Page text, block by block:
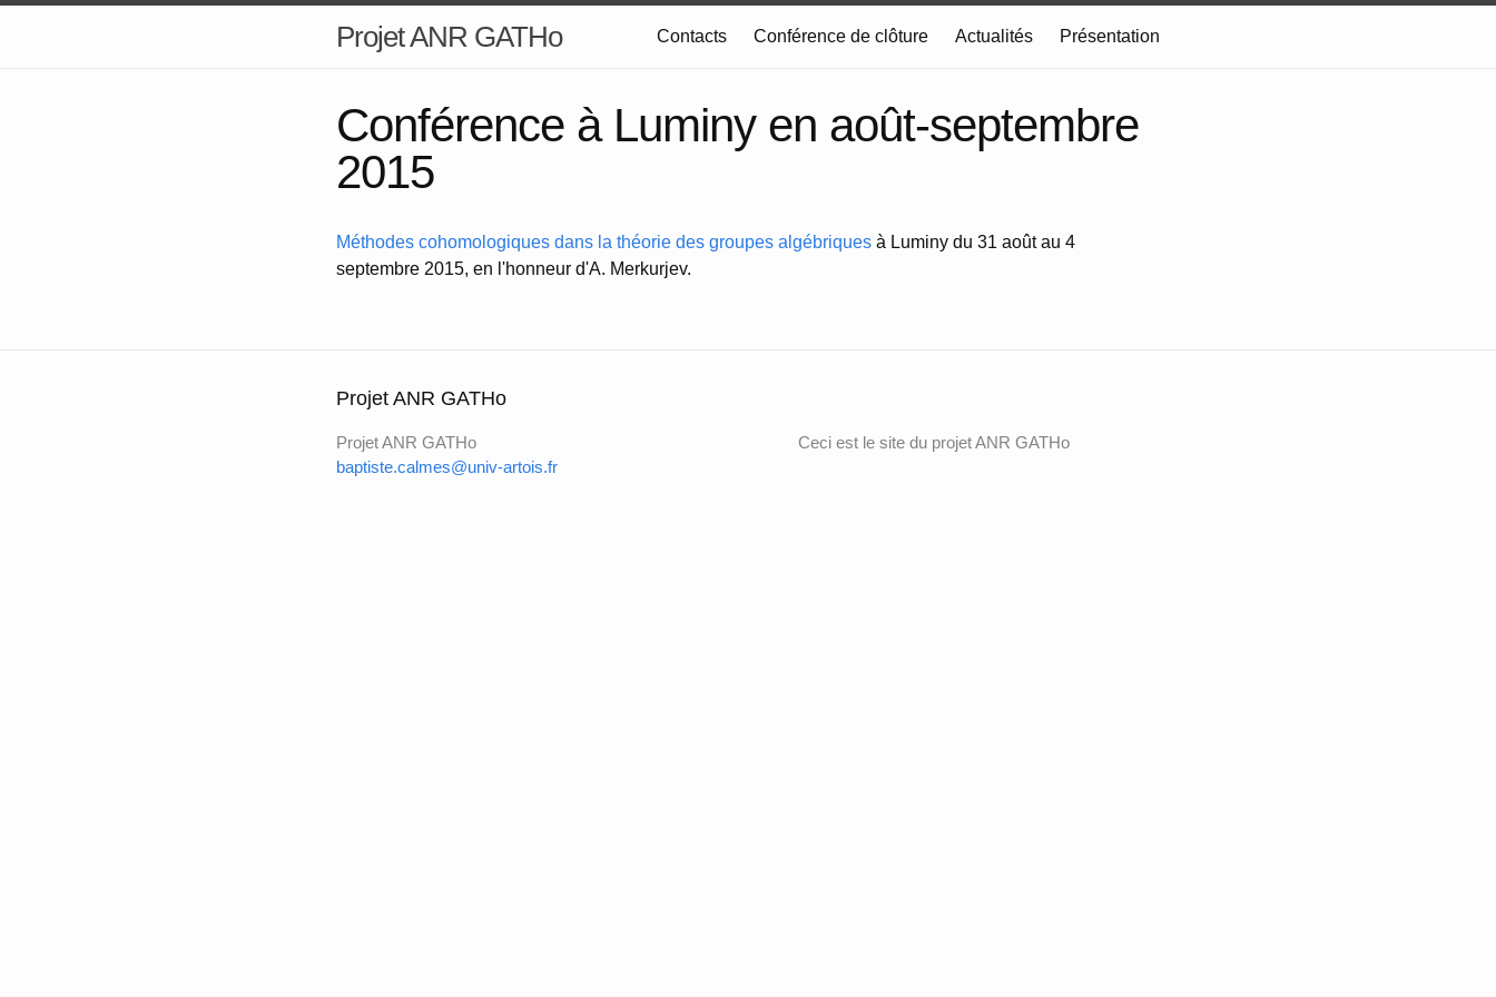
Projet ANR GATHo Contacts Conférence de clôture Actualités Présentation
Conférence à Luminy en août-septembre
2015
Méthodes cohomologiques dans la théorie des groupes algébriques à Luminy du 31 août au 4
septembre 2015, en l'honneur d'A. Merkurjev.
Projet ANR GATHo
Projet ANR GATHo
baptiste.calmes@univ-artois.fr
Ceci est le site du projet ANR GATHo